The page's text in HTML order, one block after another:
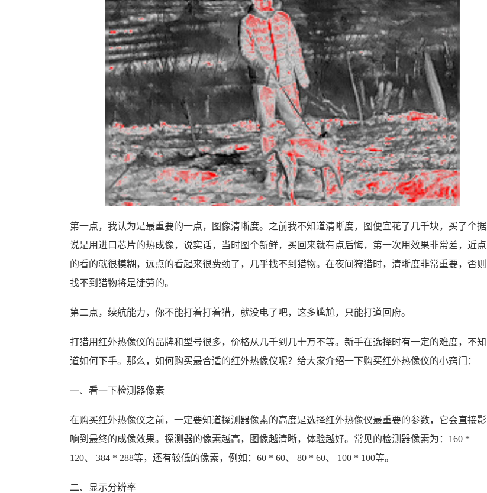
第一点，我认为是最重要的一点，图像清晰度。之前我不知道清晰度，图便宜花了几千块，买了个据
说是用进口芯片的热成像，说实话，当时图个新鲜，买回来就有点后悔，第一次用效果非常差，近点
的看的就很模糊，远点的看起来很费劲了，几乎找不到猎物。在夜间狩猎时，清晰度非常重要，否则
找不到猎物将是徒劳的。
第二点，续航能力，你不能打着打着猎，就没电了吧，这多尴尬，只能打道回府。
打猎用红外热像仪的品牌和型号很多，价格从几千到几十万不等。新手在选择时有一定的难度，不知
道如何下手。那么，如何购买最合适的红外热像仪呢？给大家介绍一下购买红外热像仪的小窍门：
一、看一下检测器像素
在购买红外热像仪之前，一定要知道探测器像素的高度是选择红外热像仪最重要的参数，它会直接影
响到最终的成像效果。探测器的像素越高，图像越清晰，体验越好。常见的检测器像素为：160 *
120、 384 * 288等，还有较低的像素，例如：60 * 60、 80 * 60、 100 * 100等。
二、显示分辨率